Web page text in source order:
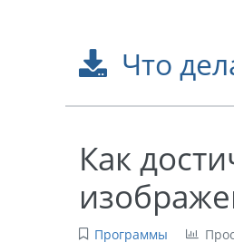
Что
Как
Программы